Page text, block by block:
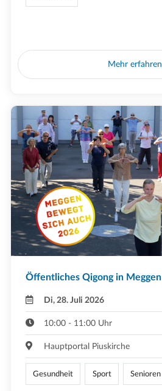
Mehr erfahren
Öffentliches Qigong in Meggen
Di, 28. Juli 2026
10:00 - 11:00 Uhr
Hauptportal Piuskirche
Gesundheit Sport Senioren